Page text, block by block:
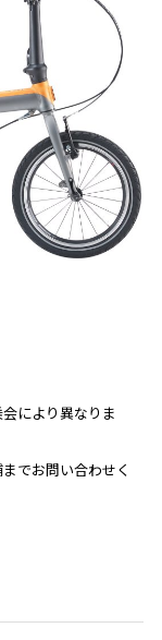
により異なりま
でお問い合わせく